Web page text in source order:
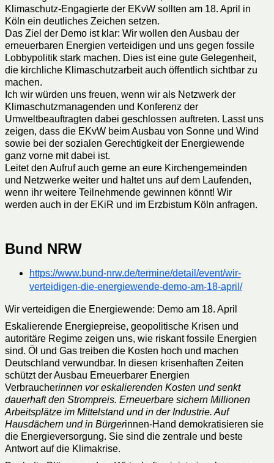
Klimaschutz-Engagierte der EKvW sollten am 18. April in
Köln ein deutliches Zeichen setzen.
Das Ziel der Demo ist klar: Wir wollen den Ausbau der
erneuerbaren Energien verteidigen und uns gegen fossile
Lobbypolitik stark machen. Dies ist eine gute Gelegenheit,
die kirchliche Klimaschutzarbeit auch öffentlich sichtbar zu
machen.
Ich wir würden uns freuen, wenn wir als Netzwerk der
Klimaschutzmanagenden und Konferenz der
Umweltbeauftragten dabei geschlossen auftreten. Lasst uns
zeigen, dass die EKvW beim Ausbau von Sonne und Wind
sowie bei der sozialen Gerechtigkeit der Energiewende
ganz vorne mit dabei ist.
Leitet den Aufruf auch gerne an eure Kirchengemeinden
und Netzwerke weiter und haltet uns auf dem Laufenden,
wenn ihr weitere Teilnehmende gewinnen könnt! Wir
werden auch in der EKiR und im Erzbistum Köln anfragen.
Bund NRW
https://www.bund-nrw.de/termine/detail/event/wir-
verteidigen-die-energiewende-demo-am-18-april/
Wir verteidigen die Energiewende: Demo am 18. April
Eskalierende Energiepreise, geopolitische Krisen und
autoritäre Regime zeigen uns, wie riskant fossile Energien
sind. Öl und Gas treiben die Kosten hoch und machen
Deutschland verwundbar. In diesen krisenhaften Zeiten
schützt der Ausbau Erneuerbarer Energien
Verbraucherinnen vor eskalierenden Kosten und senkt
dauerhaft den Strompreis. Erneuerbare sichern Millionen
Arbeitsplätze im Mittelstand und in der Industrie. Auf
Hausdächern und in Bürgerinnen-Hand demokratisieren sie
die Energieversorgung. Sie sind die zentrale und beste
Antwort auf die Klimakrise.